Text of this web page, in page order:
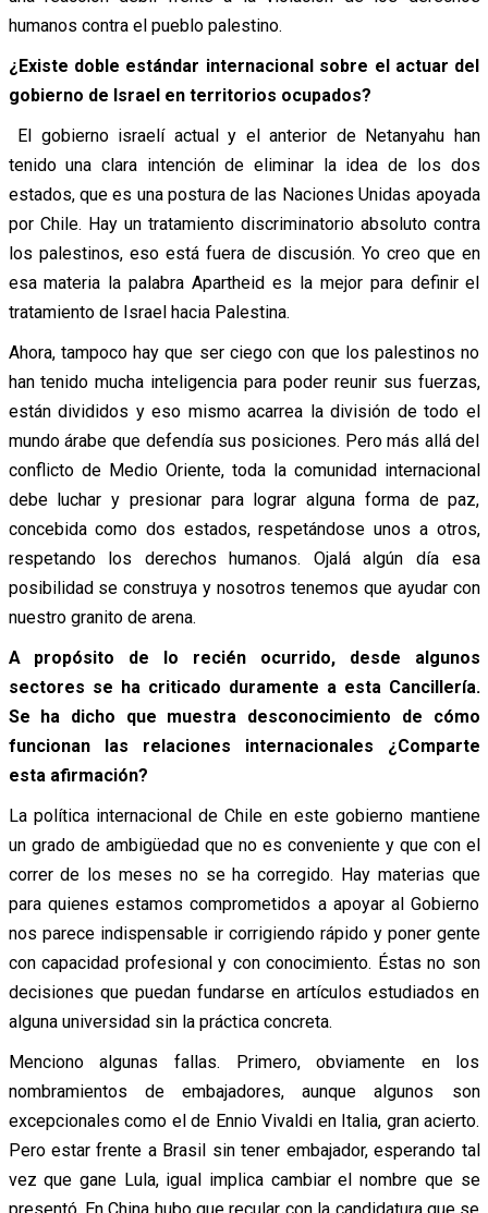
humanos contra el pueblo palestino.
¿Existe doble estándar internacional sobre el actuar del
gobierno de Israel en territorios ocupados?
El gobierno israelí actual y el anterior de Netanyahu han
tenido una clara intención de eliminar la idea de los dos
estados, que es una postura de las Naciones Unidas apoyada
por Chile. Hay un tratamiento discriminatorio absoluto contra
los palestinos, eso está fuera de discusión. Yo creo que en
esa materia la palabra Apartheid es la mejor para definir el
tratamiento de Israel hacia Palestina.
Ahora, tampoco hay que ser ciego con que los palestinos no
han tenido mucha inteligencia para poder reunir sus fuerzas,
están divididos y eso mismo acarrea la división de todo el
mundo árabe que defendía sus posiciones. Pero más allá del
conflicto de Medio Oriente, toda la comunidad internacional
debe luchar y presionar para lograr alguna forma de paz,
concebida como dos estados, respetándose unos a otros,
respetando los derechos humanos. Ojalá algún día esa
posibilidad se construya y nosotros tenemos que ayudar con
nuestro granito de arena.
A propósito de lo recién ocurrido, desde algunos
sectores se ha criticado duramente a esta Cancillería.
Se ha dicho que muestra desconocimiento de cómo
funcionan las relaciones internacionales ¿Comparte
esta afirmación?
La política internacional de Chile en este gobierno mantiene
un grado de ambigüedad que no es conveniente y que con el
correr de los meses no se ha corregido. Hay materias que
para quienes estamos comprometidos a apoyar al Gobierno
nos parece indispensable ir corrigiendo rápido y poner gente
con capacidad profesional y con conocimiento. Éstas no son
decisiones que puedan fundarse en artículos estudiados en
alguna universidad sin la práctica concreta.
Menciono algunas fallas. Primero, obviamente en los
nombramientos de embajadores, aunque algunos son
excepcionales como el de Ennio Vivaldi en Italia, gran acierto.
Pero estar frente a Brasil sin tener embajador, esperando tal
vez que gane Lula, igual implica cambiar el nombre que se
presentó. En China hubo que recular con la candidatura que se